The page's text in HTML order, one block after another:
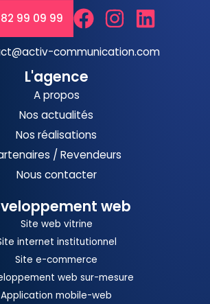
99 09 99
communication.com
L'agence
A propos
Nos actualités
Nos réalisations
/ Revendeurs
Nous contacter
web
Site web vitrine
internet institutionnel
Site e-commerce
web sur-mesure
Application mobile-web